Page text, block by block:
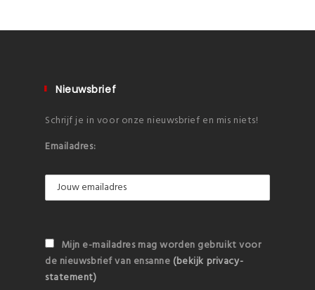
Nieuwsbrief
Schrijf je in voor onze nieuwsbrief en mis niets!
Emailadres:
Mijn e-mailadres mag worden gebruikt voor
de nieuwsbrief van ensanne (bekijk privacy-
statement)